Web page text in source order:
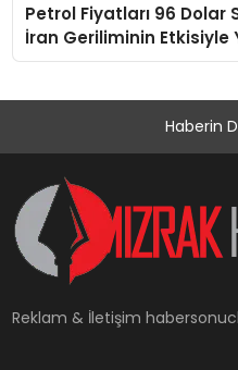
Petrol Fiyatları 96 Dolar
İran Geriliminin Etkisiyle
Haberin
Reklam & İletişim